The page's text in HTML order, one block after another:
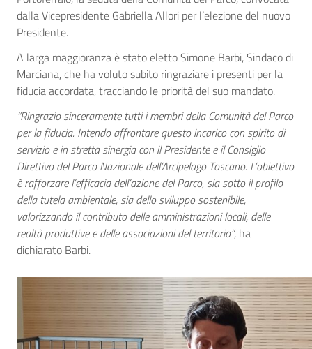
dalla Vicepresidente Gabriella Allori per l’elezione del nuovo
Presidente.
A larga maggioranza è stato eletto Simone Barbi, Sindaco di
Marciana, che ha voluto subito ringraziare i presenti per la
fiducia accordata, tracciando le priorità del suo mandato.
“Ringrazio sinceramente tutti i membri della Comunità del Parco
per la fiducia. Intendo affrontare questo incarico con spirito di
servizio e in stretta sinergia con il Presidente e il Consiglio
Direttivo del Parco Nazionale dell’Arcipelago Toscano. L’obiettivo
è rafforzare l’efficacia dell’azione del Parco, sia sotto il profilo
della tutela ambientale, sia dello sviluppo sostenibile,
valorizzando il contributo delle amministrazioni locali, delle
realtà produttive e delle associazioni del territorio”, ha
dichiarato Barbi.